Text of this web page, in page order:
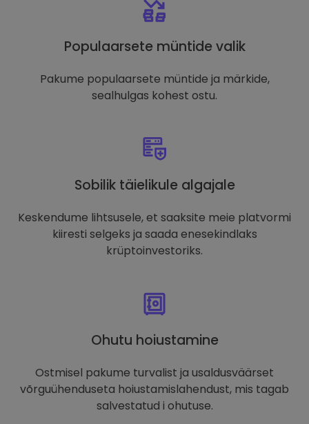
Populaarsete müntide valik
Pakume populaarsete müntide ja märkide,
sealhulgas kohest ostu.
Sobilik täielikule algajale
Keskendume lihtsusele, et saaksite meie platvormi
kiiresti selgeks ja saada enesekindlaks
krüptoinvestoriks.
Ohutu hoiustamine
Ostmisel pakume turvalist ja usaldusväärset
võrguühenduseta hoiustamislahendust, mis tagab
salvestatud i ohutuse.